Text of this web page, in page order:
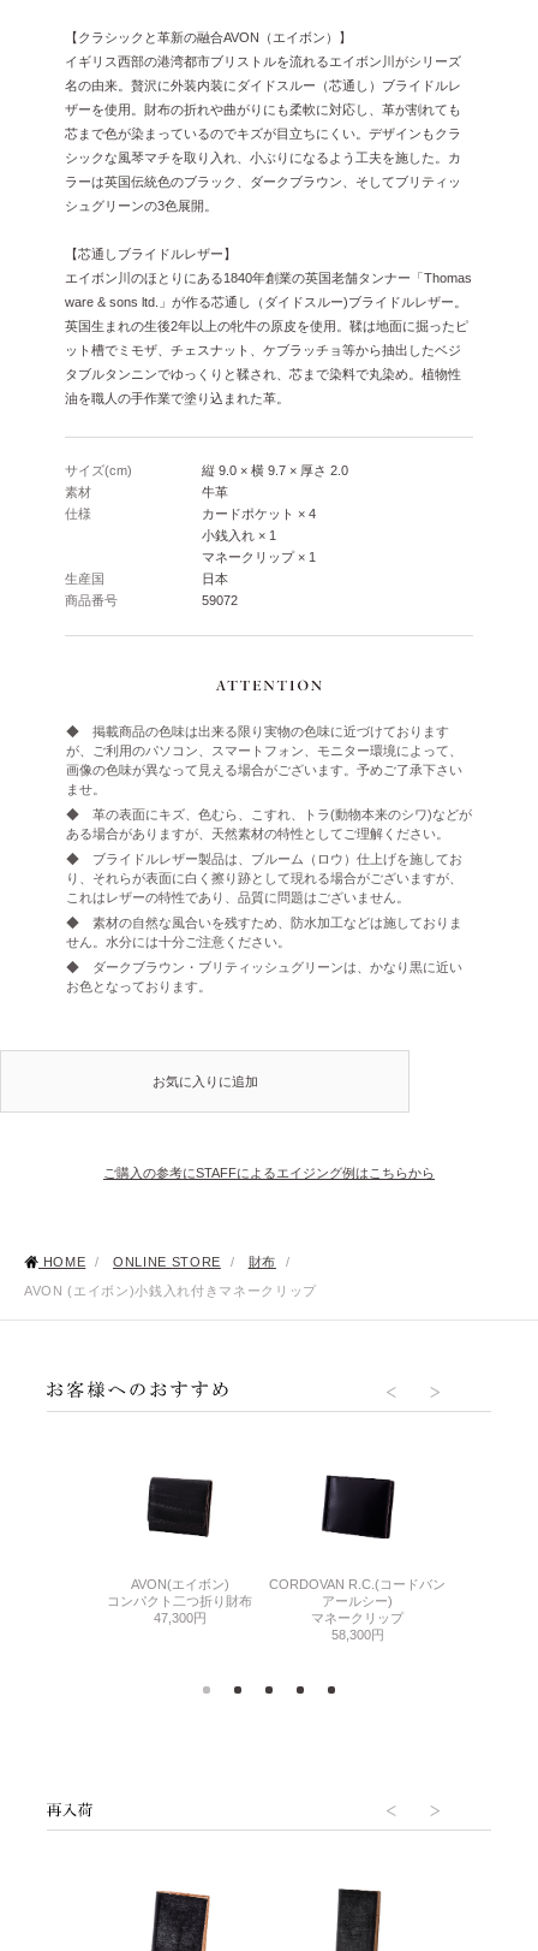
【クラシックと革新の融合AVON（エイボン）】
イギリス西部の港湾都市ブリストルを流れるエイボン川がシリーズ
名の由来。贅沢に外装内装にダイドスルー（芯通し）ブライドルレ
ザーを使用。財布の折れや曲がりにも柔軟に対応し、革が割れても
芯まで色が染まっているのでキズが目立ちにくい。デザインもクラ
シックな風琴マチを取り入れ、小ぶりになるよう工夫を施した。カ
ラーは英国伝統色のブラック、ダークブラウン、そしてブリティッ
シュグリーンの3色展開。
【芯通しブライドルレザー】
エイボン川のほとりにある1840年創業の英国老舗タンナー「Thomas
ware & sons ltd.」が作る芯通し（ダイドスルー)ブライドルレザー。
英国生まれの生後2年以上の牝牛の原皮を使用。鞣は地面に掘ったピ
ット槽でミモザ、チェスナット、ケブラッチョ等から抽出したベジ
タブルタンニンでゆっくりと鞣され、芯まで染料で丸染め。植物性
油を職人の手作業で塗り込まれた革。
サイズ(cm)
縦 9.0 × 横 9.7 × 厚さ 2.0
素材
牛革
仕様
カードポケット × 4
小銭入れ × 1
マネークリップ × 1
生産国
日本
商品番号
59072
◆ 掲載商品の色味は出来る限り実物の色味に近づけております
が、ご利用のパソコン、スマートフォン、モニター環境によって、
画像の色味が異なって見える場合がございます。予めご了承下さい
ませ。
◆ 革の表面にキズ、色むら、こすれ、トラ(動物本来のシワ)などが
ある場合がありますが、天然素材の特性としてご理解ください。
◆ ブライドルレザー製品は、ブルーム（ロウ）仕上げを施してお
り、それらが表面に白く擦り跡として現れる場合がございますが、
これはレザーの特性であり、品質に問題はございません。
◆ 素材の自然な風合いを残すため、防水加工などは施しておりま
せん。水分には十分ご注意ください。
◆ ダークブラウン・ブリティッシュグリーンは、かなり黒に近い
お色となっております。
お気に入りに追加
ご購入の参考にSTAFFによるエイジング例はこちらから
HOME / ONLINE STORE / 財布
/
AVON (エイボン)小銭入れ付きマネークリップ
AVON(エイボン)
コンパクト二つ折り財布
47,300円
CORDOVAN R.C.(コードバン
アールシー)
マネークリップ
58,300円